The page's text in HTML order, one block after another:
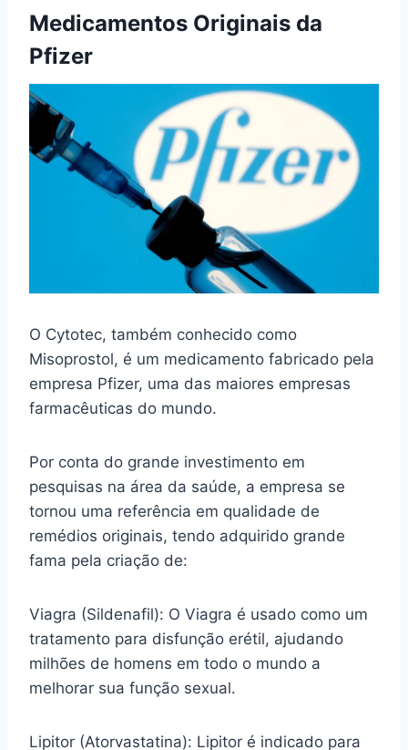
Medicamentos Originais da
Pfizer
O Cytotec, também conhecido como
Misoprostol, é um medicamento fabricado pela
empresa Pfizer, uma das maiores empresas
farmacêuticas do mundo.
Por conta do grande investimento em
pesquisas na área da saúde, a empresa se
tornou uma referência em qualidade de
remédios originais, tendo adquirido grande
fama pela criação de:
Viagra (Sildenafil): O Viagra é usado como um
tratamento para disfunção erétil, ajudando
milhões de homens em todo o mundo a
melhorar sua função sexual.
Lipitor (Atorvastatina): Lipitor é indicado para